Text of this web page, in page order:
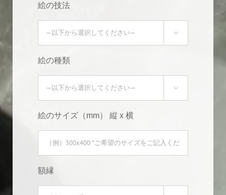
絵の技法

絵の種類

絵のサイズ（mm） 縦 x 横
額縁